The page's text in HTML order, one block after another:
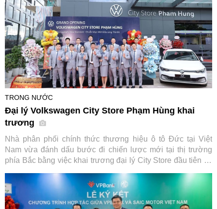
TRONG NƯỚC
Đại lý Volkswagen City Store Phạm Hùng khai
trương
Nhà phân phối chính thức thương hiệu ô tô Đức tại Việt
Nam vừa đánh dấu bước đi chiến lược mới tại thị trường
phía Bắc bằng việc khai trương đại lý City Store đầu tiên tại
dụng cho loạt dòng xe chủ lực.